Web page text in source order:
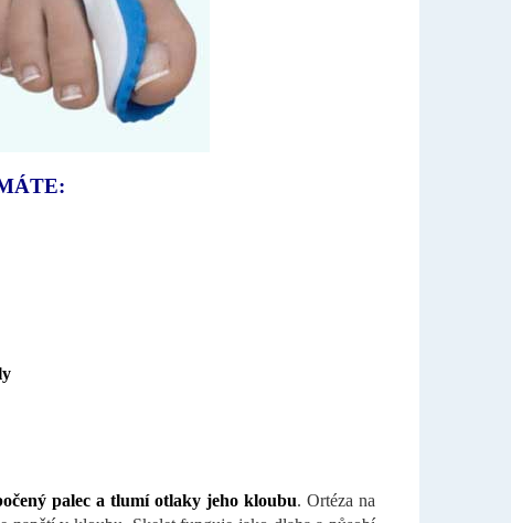
palec a tlumí otlaky jeho kloubu. Ortéza na